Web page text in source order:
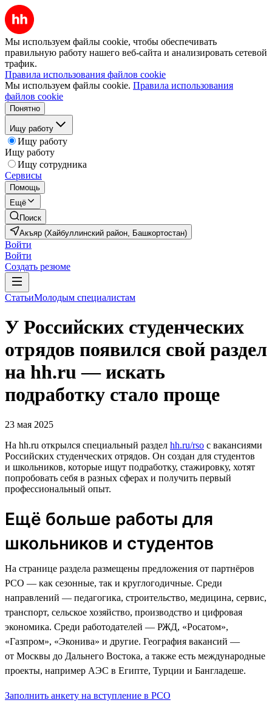
Мы используем файлы cookie, чтобы обеспечивать
правильную работу нашего веб-сайта и анализировать сетевой
трафик.
Правила использования файлов cookie
Мы используем файлы cookie. Правила использования
файлов cookie
Понятно
Ищу работу
Ищу работу
Ищу работу
Ищу сотрудника
Сервисы
Помощь
Ещё
Поиск
Акъяр (Хайбуллинский район, Башкортостан)
Войти
Войти
Создать резюме
СтатьиМолодым специалистам
У Российских студенческих
отрядов появился свой раздел
на hh.ru — искать
подработку стало проще
23 мая 2025
На hh.ru открылся специальный раздел hh.ru/rso с вакансиями
Российских студенческих отрядов. Он создан для студентов
и школьников, которые ищут подработку, стажировку, хотят
попробовать себя в разных сферах и получить первый
профессиональный опыт.
Ещё больше работы для
школьников и студентов
На странице раздела размещены предложения от партнёров
РСО — как сезонные, так и круглогодичные. Среди
направлений — педагогика, строительство, медицина, сервис,
транспорт, сельское хозяйство, производство и цифровая
экономика. Среди работодателей — РЖД, «Росатом»,
«Газпром», «Эконива» и другие. География вакансий —
от Москвы до Дальнего Востока, а также есть международные
проекты, например АЭС в Египте, Турции и Бангладеше.
Заполнить анкету на вступление в РСО